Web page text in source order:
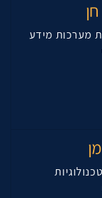
מערכות מידע